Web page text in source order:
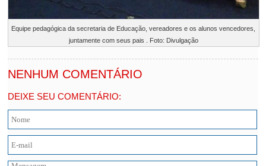
Equipe pedagógica da secretaria de Educação, vereadores e os alunos vencedores,
juntamente com seus pais . Foto: Divulgação
NENHUM COMENTÁRIO
DEIXE SEU COMENTÁRIO: